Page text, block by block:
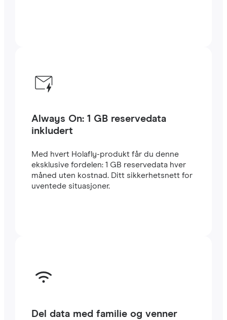
Always On: 1 GB reservedata
inkludert
Med hvert Holafly-produkt får du denne
eksklusive fordelen: 1 GB reservedata hver
måned uten kostnad. Ditt sikkerhetsnett for
uventede situasjoner.
Del data med familie og venner